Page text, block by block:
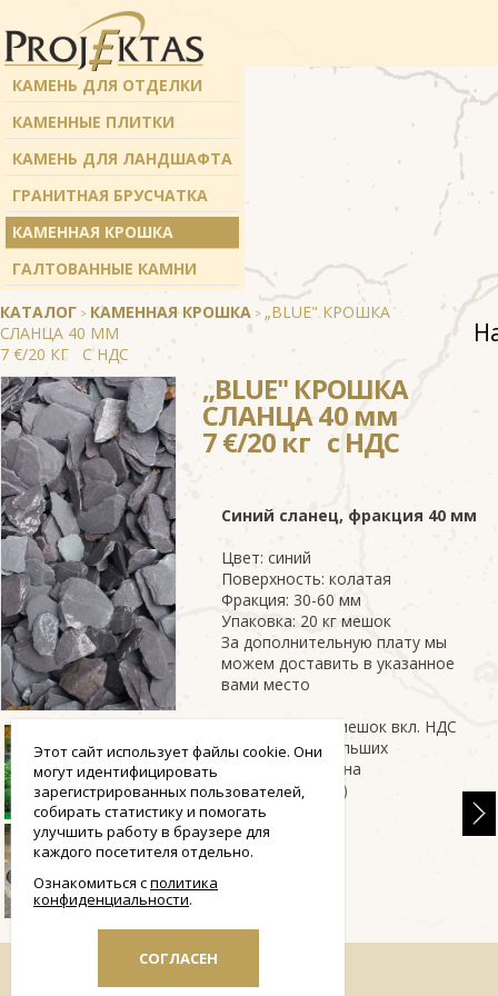
КАМЕНЬ ДЛЯ ОТДЕЛКИ
КАМЕННЫЕ ПЛИТКИ
КАМЕНЬ ДЛЯ ЛАНДШАФТА
ГРАНИТНАЯ БРУСЧАТКА
КАМЕННАЯ КРОШКА
ГАЛТОВАННЫЕ КАМНИ
КАТАЛОГ > КАМЕННАЯ КРОШКА > „BLUE" КРОШКА
СЛАНЦА 40 ММ
7 €/20 КГ С НДС
„BLUE" КРОШКА
СЛАНЦА 40 мм
7 €/20 кг с НДС
Синий сланец, фракция 40 мм
Цвет: синий
Поверхность: колатая
Фракция: 30-60 мм
Упаковка: 20 кг мешок
За дополнительную плату мы
можем доставить в указанное
вами место
Цена: 7 €/20 кг мешок вкл. НДС
(при покупке больших
количествах, цена
корректируется)
Этот сайт использует файлы cookie. Они
могут идентифицировать
зарегистрированных пользователей,
собирать статистику и помогать
улучшить работу в браузере для
каждого посетителя отдельно.
Ознакомиться сполитика
конфиденциальности
СОГЛАСЕН